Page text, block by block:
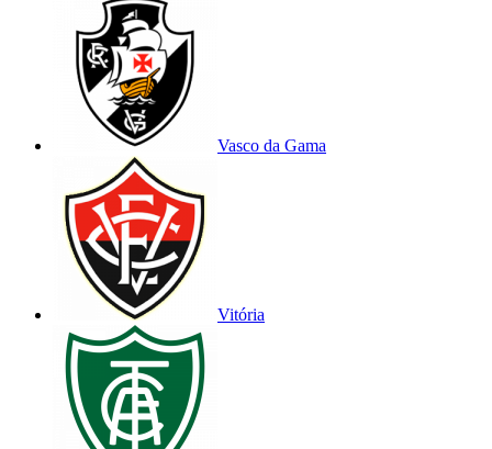
Vasco da Gama
Vitória